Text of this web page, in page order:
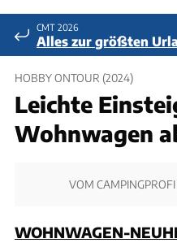
CMT 2026
Alles zur größten
HOBBY ONTOUR (2024)
Leichte
Wohnwagen
VOM CAMPINGPROFI
WOHNWAGEN-